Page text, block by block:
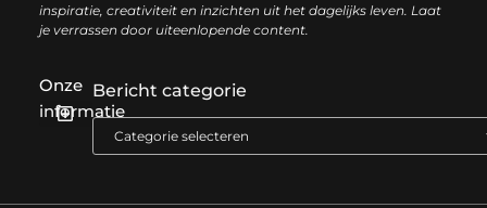
inspiratie, creativiteit en inzichten uit het dagelijks leven. Laat
je verrassen door uiteenlopende content.
Onze
informatie
Bericht categorie